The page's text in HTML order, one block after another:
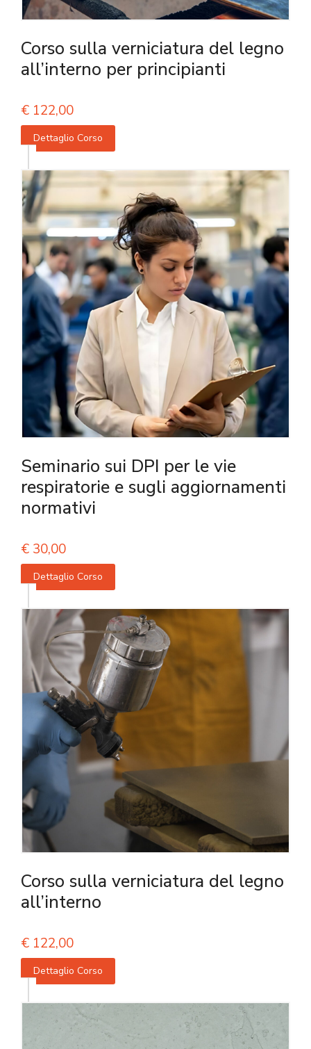
Corso sulla verniciatura del legno
all’interno per principianti
€ 122,00
Dettaglio Corso
Seminario sui DPI per le vie
respiratorie e sugli aggiornamenti
normativi
€ 30,00
Dettaglio Corso
Corso sulla verniciatura del legno
all’interno
€ 122,00
Dettaglio Corso